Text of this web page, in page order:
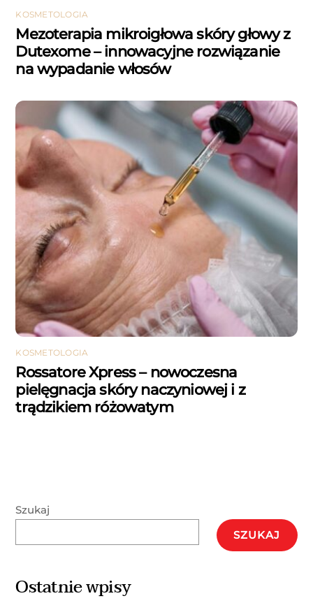
KOSMETOLOGIA
Mezoterapia mikroigłowa skóry głowy z
Dutexome – innowacyjne rozwiązanie
na wypadanie włosów
KOSMETOLOGIA
Rossatore Xpress – nowoczesna
pielęgnacja skóry naczyniowej i z
trądzikiem różowatym
Szukaj
SZUKAJ
Ostatnie wpisy